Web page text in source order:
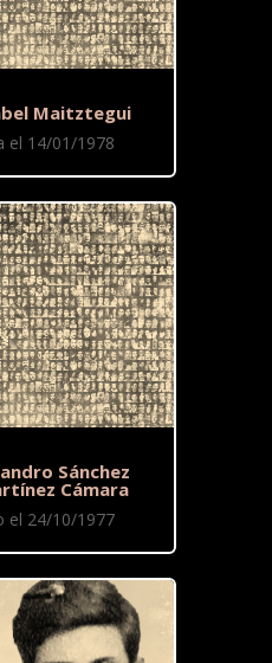
Maitztegui
el 14/01/1978
Sánchez
Cámara
el 24/10/1977